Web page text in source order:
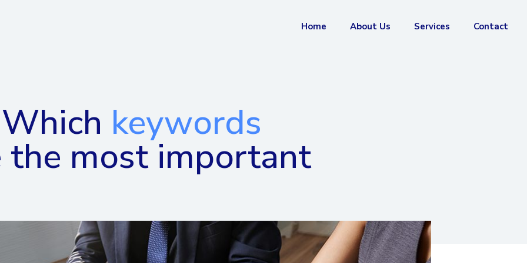
Home About Us Services Contact
Which keywords
the most important